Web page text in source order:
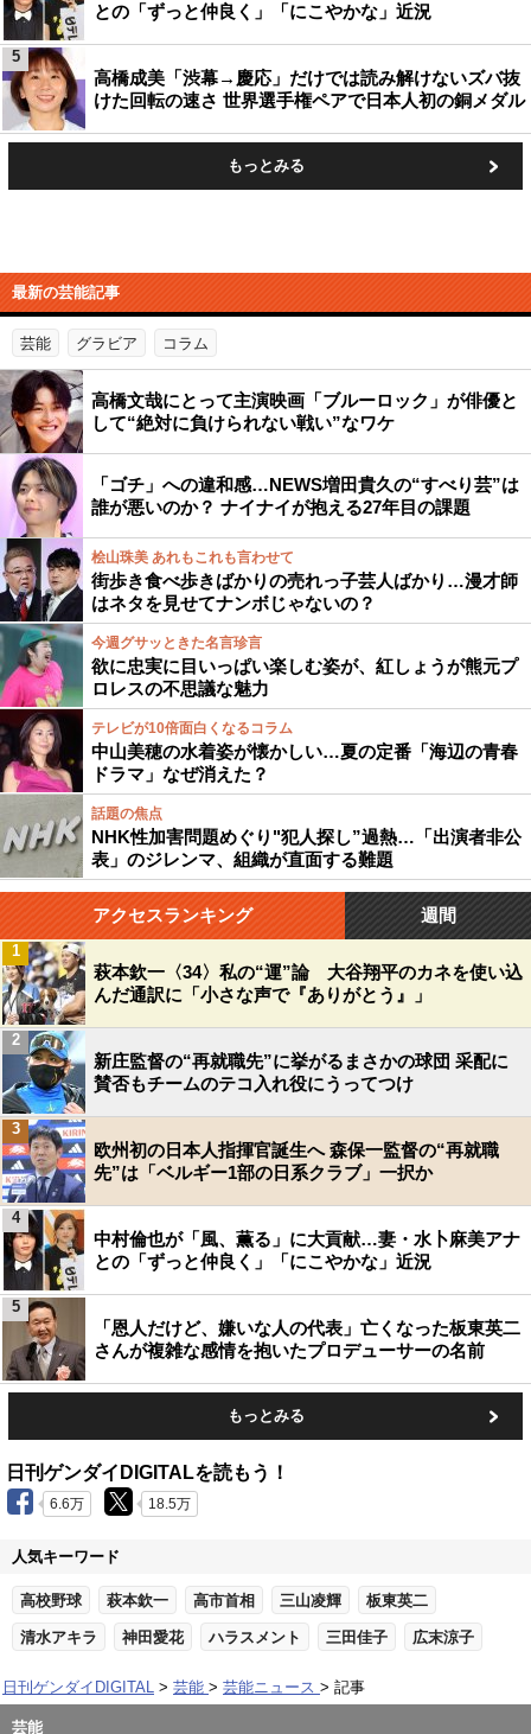
との「ずっと仲良く」「にこやかな」近況
高橋成美「渋幕→慶応」だけでは読み解けないズバ抜
けた回転の速さ 世界選手権ペアで日本人初の銅メダル
5
もっとみる
最新の芸能記事
芸能 グラビア コラム
高橋文哉にとって主演映画「ブルーロック」が俳優と
して“絶対に負けられない戦い”なワケ
「ゴチ」への違和感…NEWS増田貴久の“すべり芸”は
誰が悪いのか？ ナイナイが抱える27年目の課題
桧山珠美 あれもこれも言わせて
街歩き食べ歩きばかりの売れっ子芸人ばかり…漫才師
はネタを見せてナンボじゃないの？
今週グサッときた名言珍言
欲に忠実に目いっぱい楽しむ姿が、紅しょうが熊元プ
ロレスの不思議な魅力
テレビが10倍面白くなるコラム
中山美穂の水着姿が懐かしい…夏の定番「海辺の青春
ドラマ」なぜ消えた？
話題の焦点
NHK性加害問題めぐり"犯人探し”過熱…「出演者非公
表」のジレンマ、組織が直面する難題
アクセスランキング 週間
萩本欽一〈34〉私の“運”論 大谷翔平のカネを使い込
んだ通訳に「小さな声で『ありがとう』」
1
新庄監督の“再就職先”に挙がるまさかの球団 采配に
賛否もチームのテコ入れ役にうってつけ
2
欧州初の日本人指揮官誕生へ 森保一監督の“再就職
先”は「ベルギー1部の日系クラブ」一択か
3
中村倫也が「風、薫る」に大貢献…妻・水卜麻美アナ
との「ずっと仲良く」「にこやかな」近況
4
「恩人だけど、嫌いな人の代表」亡くなった板東英二
さんが複雑な感情を抱いたプロデューサーの名前
5
もっとみる
日刊ゲンダイDIGITALを読もう！
6.6万 18.5万
人気キーワード
高校野球 萩本欽一 高市首相 三山凌輝 板東英二
清水アキラ 神田愛花 ハラスメント 三田佳子 広末涼子
日刊ゲンダイDIGITAL 芸能 芸能ニュース 記事
芸能